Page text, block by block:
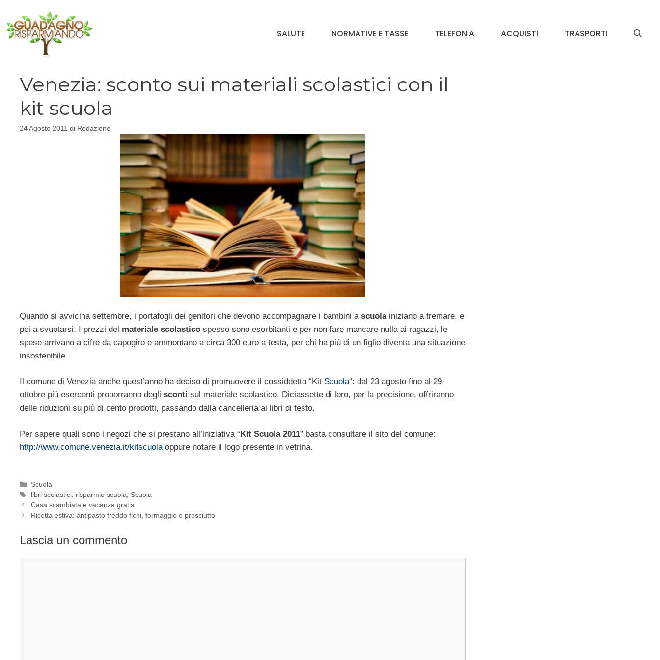
contenuto
SALUTE NORMATIVE E TASSE TELEFONIA ACQUISTI TRASPORTI
Venezia: sconto sui materiali scolastici con il
kit scuola
24 Agosto 2011 di Redazione
Quando si avvicina settembre, i portafogli dei genitori che devono accompagnare i bambini a scuolainiziano a tremare, e
poi a svuotarsi. I prezzi del materiale scolastico spesso sono esorbitanti e per non fare mancare nulla ai ragazzi, le
spese arrivano a cifre da capogiro e ammontano a circa 300 euro a testa, per chi ha più di un figlio diventa una situazione
insostenibile.
Il comune di Venezia anche quest’anno ha deciso di promuovere il cossiddetto “Kit Scuola“: dal 23 agosto fino al 29
ottobre più esercenti proporranno degli sconti sul materiale scolastico. Diciassette di loro, per la precisione, offriranno
delle riduzioni su più di cento prodotti, passando dalla cancelleria ai libri di testo.
Per sapere quali sono i negozi che si prestano all’iniziativa “Kit Scuola 2011” basta consultare il sito del comune:
http://www.comune.venezia.it/kitscuola oppure notare il logo presente in vetrina.
Categorie
Scuola
Tag
libri scolastici, risparmio scuola, Scuola
Casa scambiata e vacanza gratis
Ricetta estiva: antipasto freddo fichi, formaggio e prosciutto
Lascia un commento